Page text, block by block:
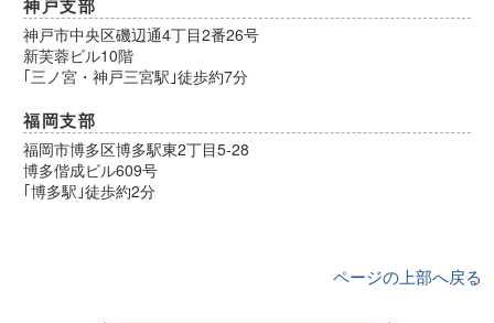
神戸支部
神戸市中央区磯辺通4丁目2番26号
新芙蓉ビル10階
｢三ノ宮・神戸三宮駅｣徒歩約7分
福岡支部
福岡市博多区博多駅東2丁目5-28
博多偕成ビル609号
｢博多駅｣徒歩約2分
ページの上部へ戻る